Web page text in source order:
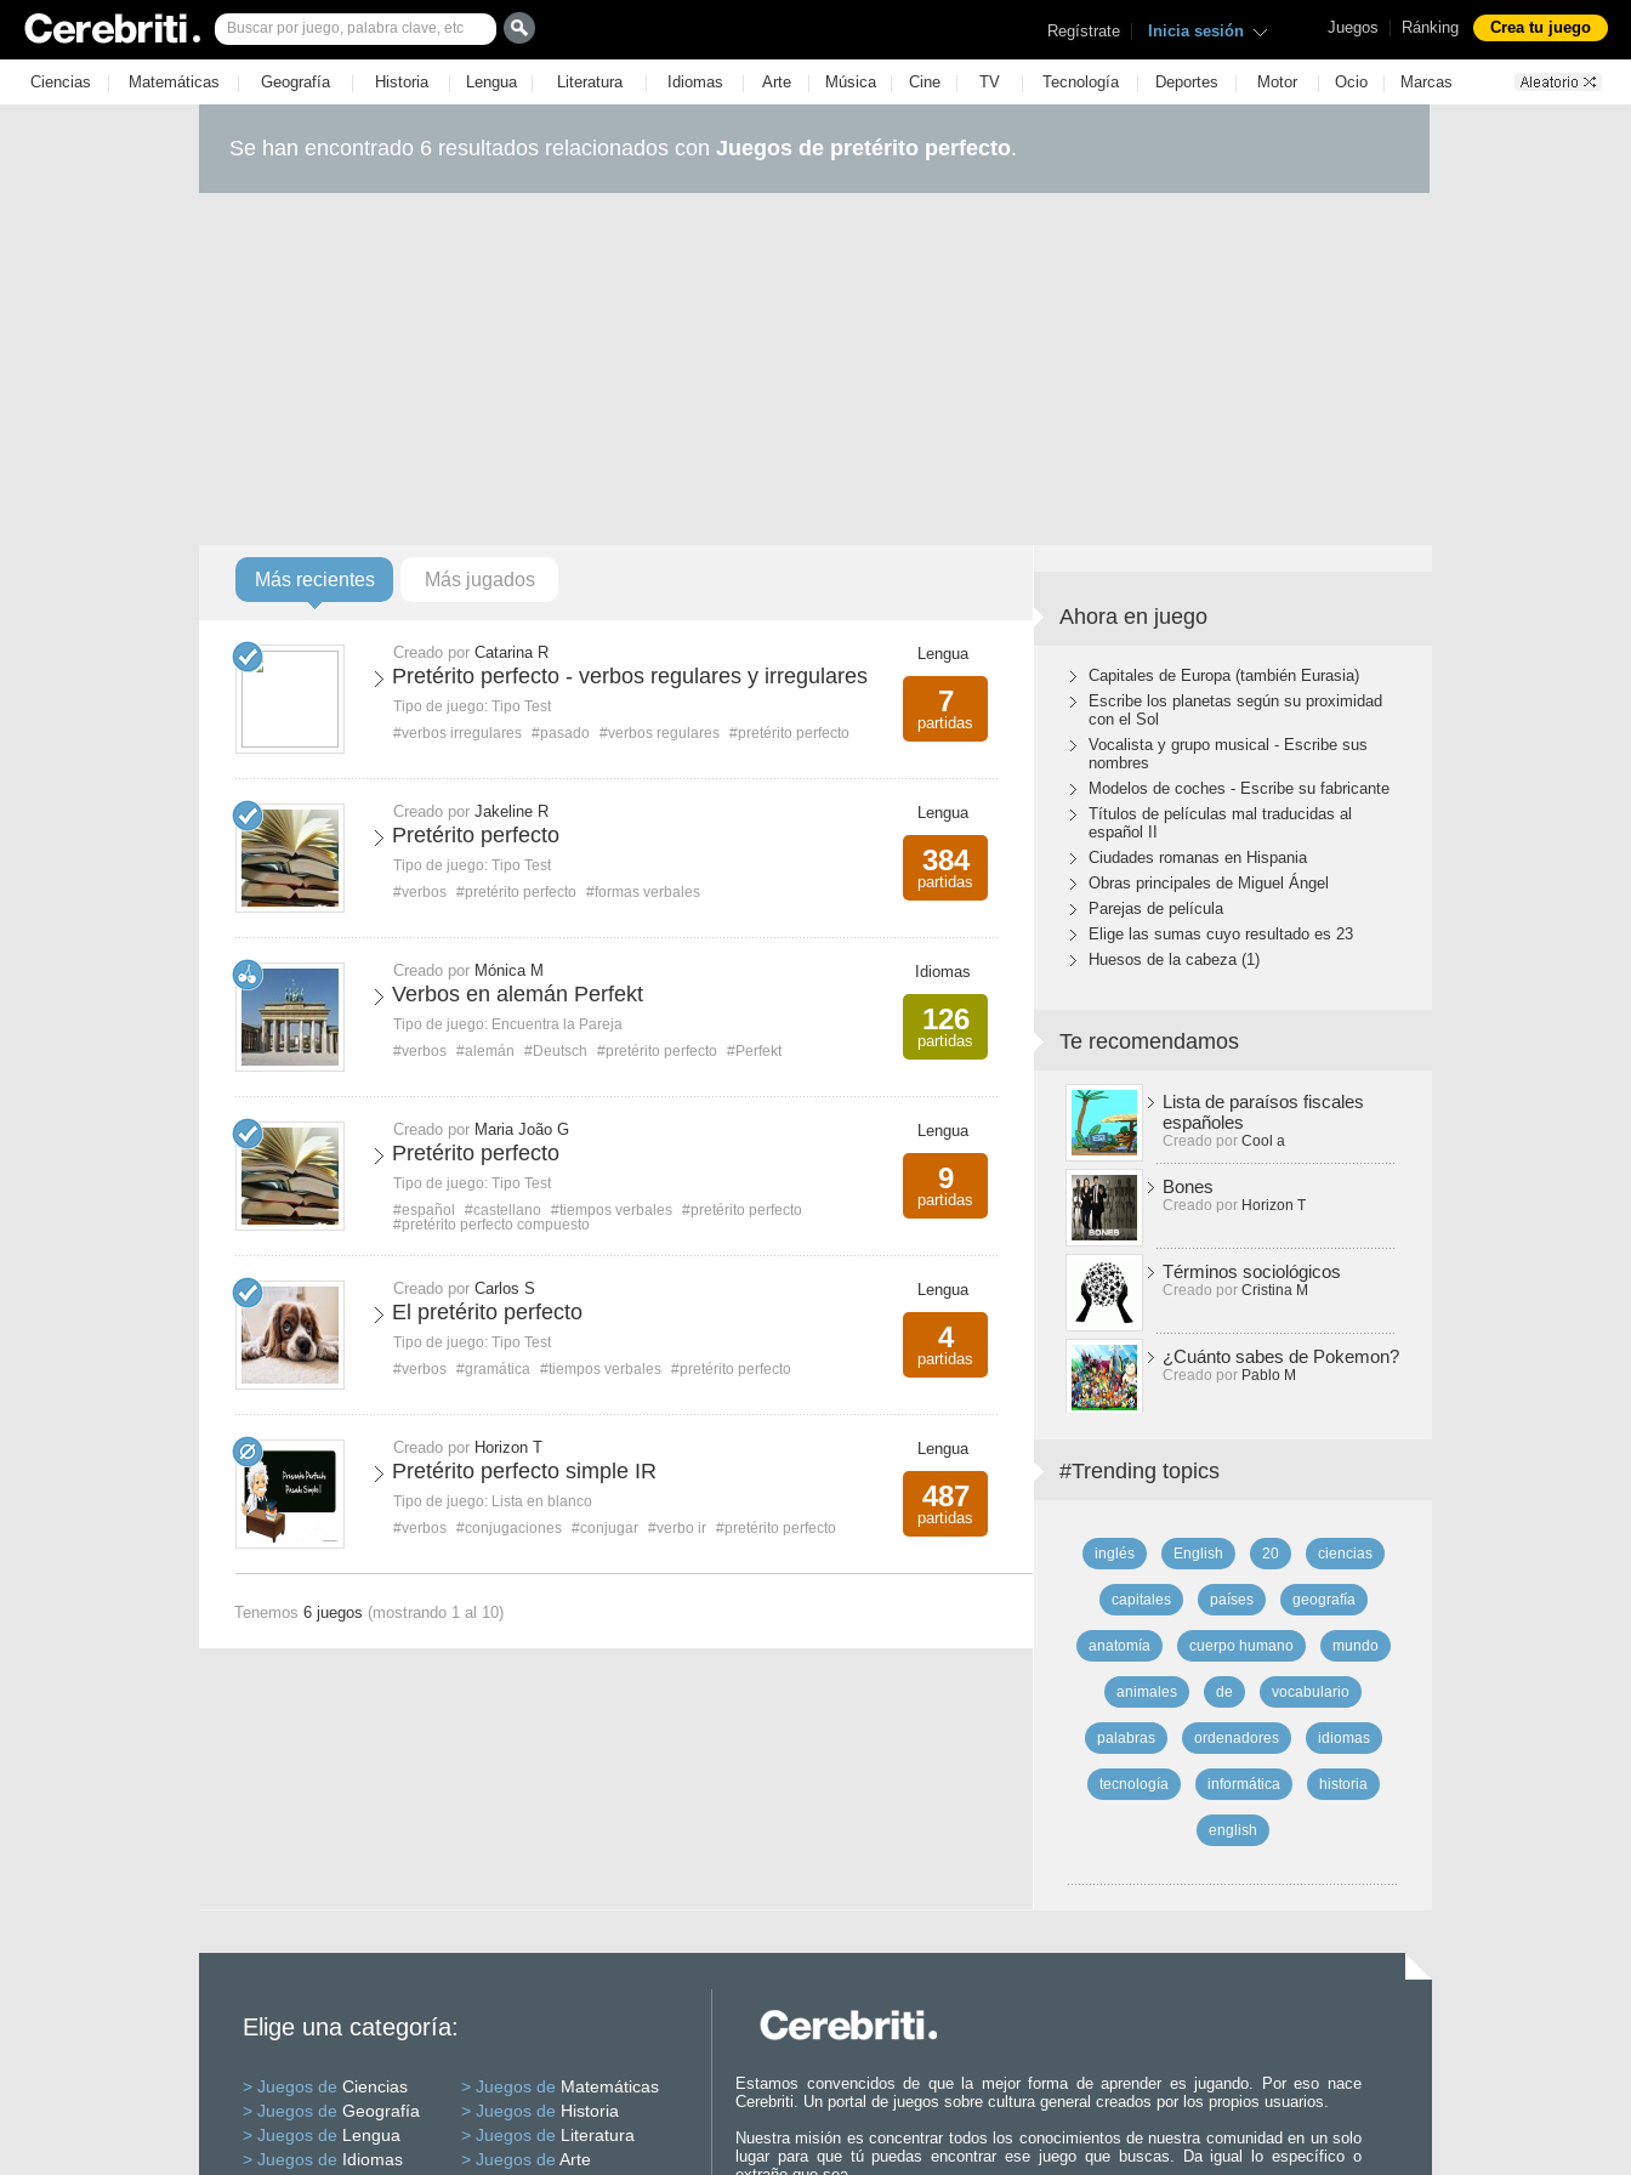
Juegos | Ránking Crea tu juego
Regístrate | Inicia sesión
Ciencias | Matemáticas | Geografía | Historia | Lengua | Literatura | Idiomas | Arte | Música | Cine | TV | Tecnología | Deportes | Motor | Ocio | Marcas
Se han encontrado 6 resultados relacionados con Juegos de pretérito perfecto.
Más recientes Más jugados
Creado por Catarina R
Pretérito perfecto - verbos regulares y irregulares
Tipo de juego: Tipo Test
#verbos irregulares #pasado #verbos regulares #pretérito perfecto
Lengua
7
partidas
Creado por Jakeline R
Pretérito perfecto
Tipo de juego: Tipo Test
#verbos #pretérito perfecto #formas verbales
Lengua
384
partidas
Creado por Mónica M
Verbos en alemán Perfekt
Tipo de juego: Encuentra la Pareja
#verbos #alemán #Deutsch #pretérito perfecto #Perfekt
Idiomas
126
partidas
Creado por Maria João G
Pretérito perfecto
Tipo de juego: Tipo Test
#español
#castellano #tiempos verbales #pretérito perfecto
#pretérito perfecto compuesto
Lengua
9
partidas
Creado por Carlos S
El pretérito perfecto
Tipo de juego: Tipo Test
#verbos #gramática #tiempos verbales #pretérito perfecto
Lengua
4
partidas
Creado por Horizon T
Pretérito perfecto simple IR
Tipo de juego: Lista en blanco
#verbos #conjugaciones #conjugar #verbo ir #pretérito perfecto
Lengua
487
partidas
Tenemos 6 juegos (mostrando 1 al 10)
Ahora en juego
Capitales de Europa (también Eurasia)
Escribe los planetas según su proximidad
con el Sol
Vocalista y grupo musical - Escribe sus
nombres
Modelos de coches - Escribe su fabricante
Títulos de películas mal traducidas al
español II
Ciudades romanas en Hispania
Obras principales de Miguel Ángel
Parejas de película
Elige las sumas cuyo resultado es 23
Huesos de la cabeza (1)
Te recomendamos
Lista de paraísos fiscales
españoles
Creado por Cool a
Bones
Creado por Horizon T
Términos sociológicos
Creado por Cristina M
¿Cuánto sabes de Pokemon?
Creado por Pablo M
#Trending topics
inglés English 20 ciencias
capitales países geografía
anatomía cuerpo humano mundo
animales de vocabulario
palabras ordenadores idiomas
tecnología informática historia
english
Elige una categoría:
> Juegos de Ciencias > Juegos de Matemáticas
> Juegos de Geografía > Juegos de Historia
> Juegos de Lengua > Juegos de Literatura
> Juegos de Idiomas > Juegos de Arte
Estamos convencidos de que la mejor forma de aprender es jugando. Por eso nace
Cerebriti. Un portal de juegos sobre cultura general creados por los propios usuarios.
Nuestra misión es concentrar todos los conocimientos de nuestra comunidad en un solo
lugar para que tú puedas encontrar ese juego que buscas. Da igual lo específico o